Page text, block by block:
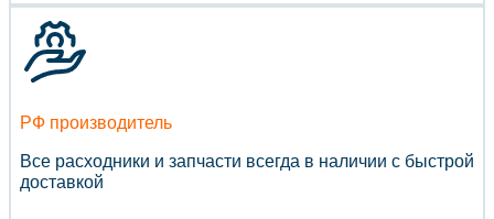
РФ производитель
Все расходники и запчасти всегда в наличии с быстрой
доставкой